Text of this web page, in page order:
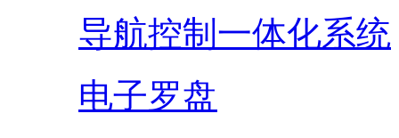
导航控制一体化系统
电子罗盘